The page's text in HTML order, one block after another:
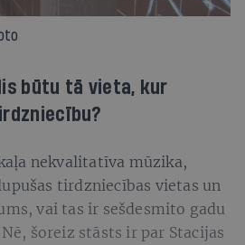
būtu tā vieta, kur
nekvalitatīva mūzika,
tirdzniecības vietas un
vai tas ir sešdesmito gadu
šoreiz stāsts ir par Stacijas